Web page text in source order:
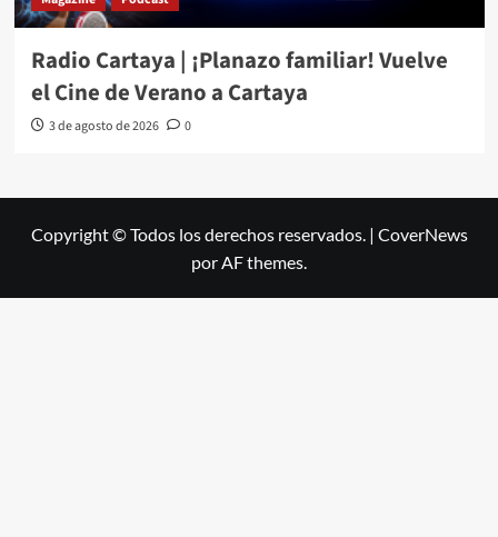
Radio Cartaya | ¡Planazo familiar! Vuelve
el Cine de Verano a Cartaya
3 de agosto de 2026 0
Copyright © Todos los derechos reservados. | CoverNews
por AF themes.